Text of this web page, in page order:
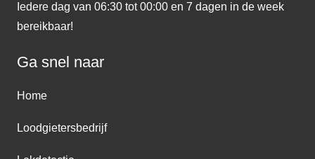
Iedere dag van 06:30 tot 00:00 en 7 dagen in de week
bereikbaar!
Ga snel naar
Home
Loodgietersbedrijf